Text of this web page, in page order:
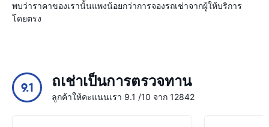
พบว่าราคาของเรานั้นแพงน้อยกว่าการจองรถเช่าจากผู้ให้บริการ
โดยตรง
9.1 ถเช่าเป็นการตรวจทาน
ลูกค้าให้คะแนนเรา 9.1 /10 จาก 12842